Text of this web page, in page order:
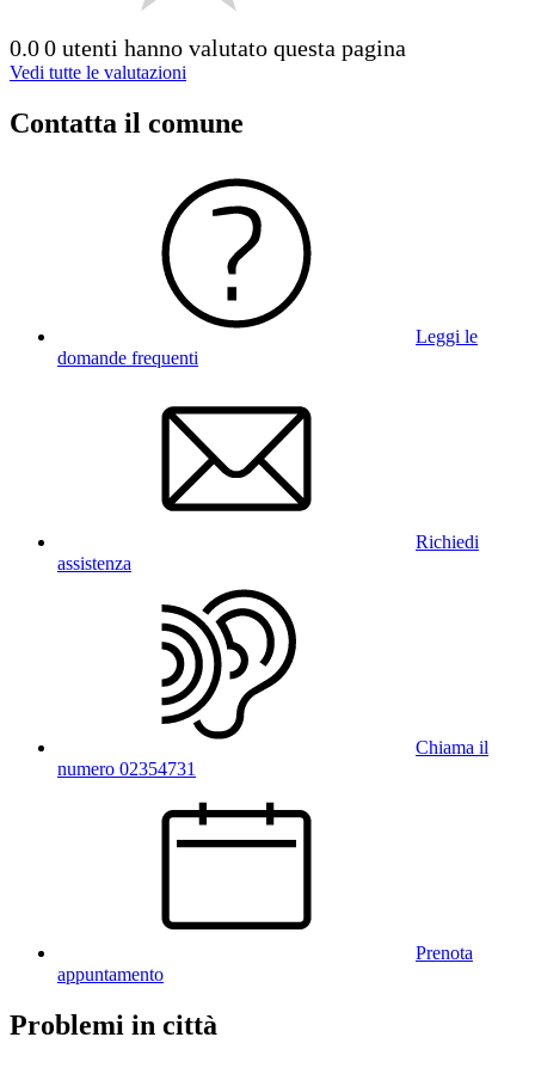
0.00 utenti hanno valutato questa pagina
Vedi tutte le valutazioni
Contatta il comune
Leggi le
domande frequenti
Richiedi
assistenza
Chiama il
numero 02354731
Prenota
appuntamento
Problemi in città